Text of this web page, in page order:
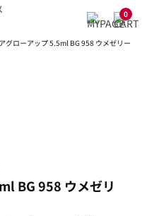
0
グローアップ 5.5ml BG 958 ウメゼリー
BG 958 ウメゼリ